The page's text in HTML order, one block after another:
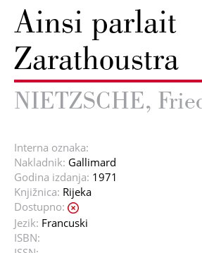
Ainsi parlait
Zarathoustra
NIETZSCHE,
Interna oznaka:
Nakladnik: Gallimard
Godina izdanja: 1971
Knjižnica: Rijeka
Dostupno:
Jezik: Francuski
ISBN: